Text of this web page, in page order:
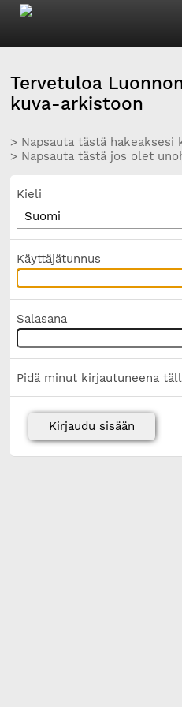
Tervetuloa
kuva-arkistoon
> Napsauta tästä hakeaksesi
> Napsauta tästä jos olet
Kieli
Käyttäjätunnus
Salasana
Pidä minut kirjautuneena